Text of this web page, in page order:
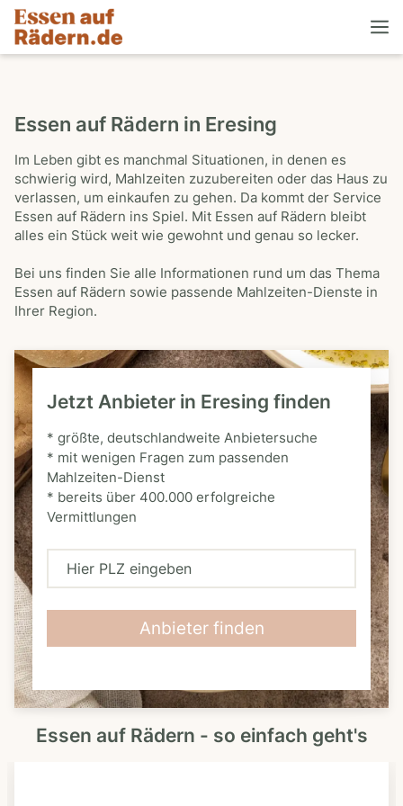
Essen auf Rädern in Eresing
Im Leben gibt es manchmal Situationen, in denen es
schwierig wird, Mahlzeiten zuzubereiten oder das Haus zu
verlassen, um einkaufen zu gehen. Da kommt der Service
Essen auf Rädern ins Spiel. Mit Essen auf Rädern bleibt
alles ein Stück weit wie gewohnt und genau so lecker.
Bei uns finden Sie alle Informationen rund um das Thema
Essen auf Rädern sowie passende Mahlzeiten-Dienste in
Ihrer Region.
Jetzt Anbieter in Eresing finden
* größte, deutschlandweite Anbietersuche
* mit wenigen Fragen zum passenden
Mahlzeiten-Dienst
* bereits über 400.000 erfolgreiche
Vermittlungen
H
L
Z
Anbieter finden
Essen auf Rädern - so einfach geht's